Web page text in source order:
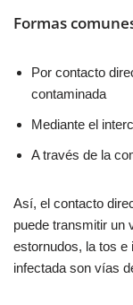
Formas
Por contacto
contaminada
Mediante el
A través de la
Así, el contacto
puede transmitir un
estornudos, la tos e
infectada son vías